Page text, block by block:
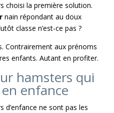
choisi la première solution.
nain répondant au doux
classe n’est-ce pas ?
Contrairement aux prénoms
enfants. Autant en profiter.
hamsters qui
enfance
d’enfance ne sont pas les